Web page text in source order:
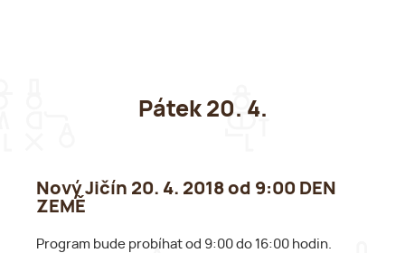
Pátek 20. 4.
Nový Jičín 20. 4. 2018 od 9:00 DEN
ZEMĚ
Program bude probíhat od 9:00 do 16:00 hodin.